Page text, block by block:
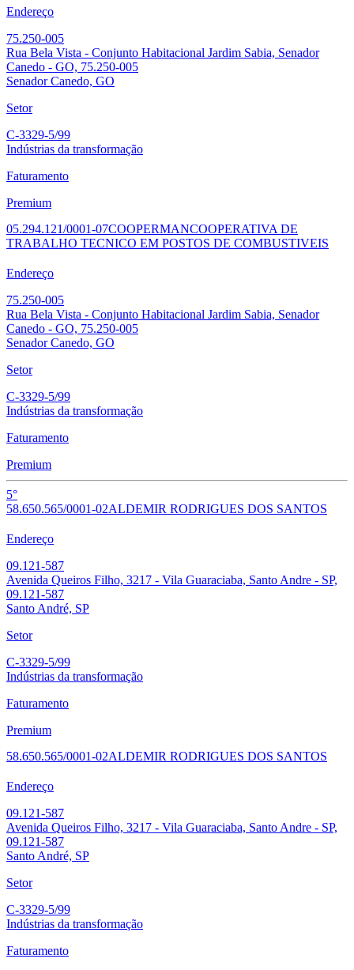
Endereço
75.250-005
Rua Bela Vista - Conjunto Habitacional Jardim Sabia, Senador
Canedo - GO, 75.250-005
Senador Canedo, GO
Setor
C-3329-5/99
Indústrias da transformação
Faturamento
Premium
05.294.121/0001-07COOPERMANCOOPERATIVA DE
TRABALHO TECNICO EM POSTOS DE COMBUSTIVEIS
Endereço
75.250-005
Rua Bela Vista - Conjunto Habitacional Jardim Sabia, Senador
Canedo - GO, 75.250-005
Senador Canedo, GO
Setor
C-3329-5/99
Indústrias da transformação
Faturamento
Premium
5°
58.650.565/0001-02ALDEMIR RODRIGUES DOS SANTOS
Endereço
09.121-587
Avenida Queiros Filho, 3217 - Vila Guaraciaba, Santo Andre - SP,
09.121-587
Santo André, SP
Setor
C-3329-5/99
Indústrias da transformação
Faturamento
Premium
58.650.565/0001-02ALDEMIR RODRIGUES DOS SANTOS
Endereço
09.121-587
Avenida Queiros Filho, 3217 - Vila Guaraciaba, Santo Andre - SP,
09.121-587
Santo André, SP
Setor
C-3329-5/99
Indústrias da transformação
Faturamento